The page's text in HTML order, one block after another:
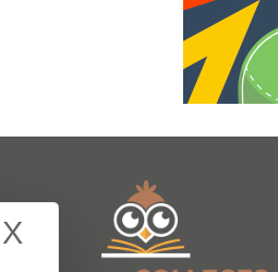
X Hide cookie banner